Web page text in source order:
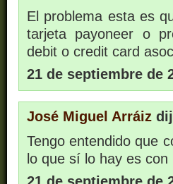
El problema esta es
tarjeta payoneer o
debit o credit card
21 de septiembre de
José Miguel Arráiz
Tengo entendido que
lo que sí lo hay es